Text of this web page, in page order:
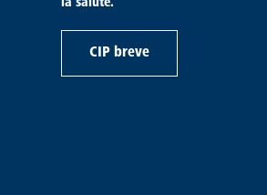
la salute.
CIP breve